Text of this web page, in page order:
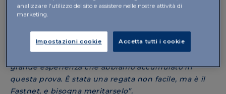
sapevamo che il Class40 IBSA era in grado di
affrontarla: non abbiamo avuto danni e non abbiamo
avuto dubbi di essere in sicurezza. La partenza
anticipata è stata frutto di un errore che abbiamo
pagato caro in classifica, ma questo non toglie la
grande esperienza che abbiamo accumulato in
questa prova. È stata una regata non facile, ma è il
Fastnet, e bisogna meritarselo”.
analizzare l'utilizzo del sito e assistere nelle nostre attività di
marketing.
Impostazioni cookie Accetta tutti i cookie